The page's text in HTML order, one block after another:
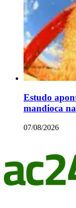
Estudo
mandioca
07/08/2026